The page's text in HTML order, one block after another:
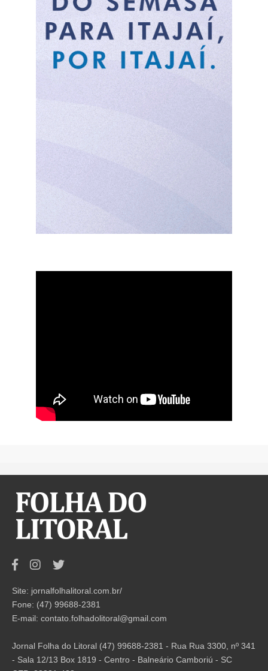
Site: jornalfolhalitoral.com.br/
Fone: (47) 99688-2381
E-mail: contato.folhadolitoral@gmail.com
Jornal Folha do Litoral (47) 99688-2381 - Rua Rua 3300, nº 341
- Sala 12/13 Box 1819 - Centro - Balneário Camboriú - SC